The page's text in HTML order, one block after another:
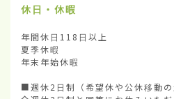
休日・休暇
年間休日118日以上
夏季休暇
年末年始休暇
■週休2日制（希望休や公休移動